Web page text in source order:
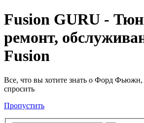
Fusion GURU -
ремонт,
Fusion
Все, что вы хотите знать о Форд Фьюжн,
спросить
Пропустить